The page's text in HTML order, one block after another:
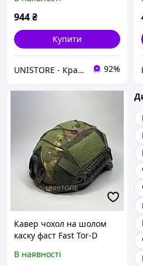
stop Розмір L
944₴
Купити
UNISTORE - Кращі товари Європи 92%
Кавер чохол на шолом
каску фаст Fast Tor-D
stop Розмір XL
В наявності